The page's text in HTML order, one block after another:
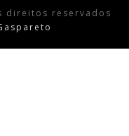
direitos reservados